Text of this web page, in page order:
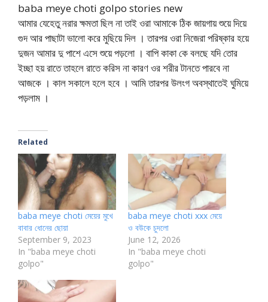
baba meye choti golpo stories new
আমার যেহেতু নরার ক্ষমতা ছিল না তাই ওরা আমাকে ঠিক জায়গায় শুয়ে দিয়ে
গুদ আর পাছাটা ভালো করে মুছিয়ে দিল । তারপর ওরা নিজেরা পরিষ্কার হয়ে
দুজন আমার দু পাশে এসে শুয়ে পড়লো । বাপি কাকা কে বলছে যদি তোর
ইচ্ছা হয় রাতে তাহলে রাতে করিস না কারণ ওর শরীর টানতে পারবে না
আজকে । কাল সকালে হলে হবে । আমি তারপর উলংগ অবস্থাতেই ঘুমিয়ে
পড়লাম ।
Related
baba meye choti মেয়ের মুখে
বাবার ধোনের ছোয়া
September 9, 2023
In "baba meye choti
golpo"
baba meye choti xxx মেয়ে
ও বউকে চুদলো
June 12, 2026
In "baba meye choti
golpo"